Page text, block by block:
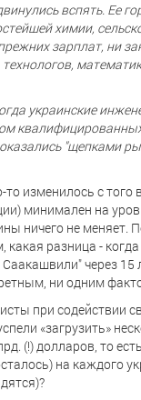
вспять. Ее
химии,
зарплат, ни
украинские
"щепками
то изменилось с
минимален на
ничего не меняет.
разница -
через 15
ни одним
при содействии
«загрузить»
(!) долларов, то
на каждого